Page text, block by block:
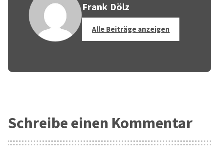
Frank Dölz
Alle Beiträge anzeigen
Schreibe einen Kommentar